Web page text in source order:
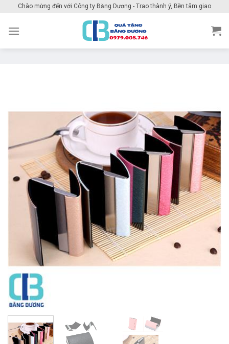
content
Chào mừng đến với Công ty Băng Dương - Trao thành ý, Bền tâm giao